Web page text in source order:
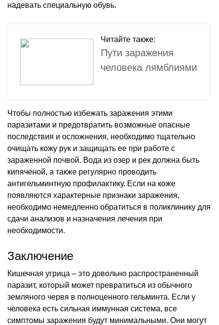
надевать специальную обувь.
Читайте также:
Пути заражения
человека лямблиями
Чтобы полностью избежать заражения этими
паразитами и предотвратить возможные опасные
последствия и осложнения, необходимо тщательно
очищать кожу рук и защищать ее при работе с
зараженной почвой. Вода из озер и рек должна быть
кипяченой, а также регулярно проводить
антигельминтную профилактику. Если на коже
появляются характерные признаки заражения,
необходимо немедленно обратиться в поликлинику для
сдачи анализов и назначения лечения при
необходимости.
Заключение
Кишечная угрица – это довольно распространенный
паразит, который может превратиться из обычного
земляного червя в полноценного гельминта. Если у
человека есть сильная иммунная система, все
симптомы заражения будут минимальными. Они могут